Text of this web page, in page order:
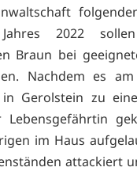
2022
Braun bei
Nachdem es
Gerolstein zu
im Haus
attackiert